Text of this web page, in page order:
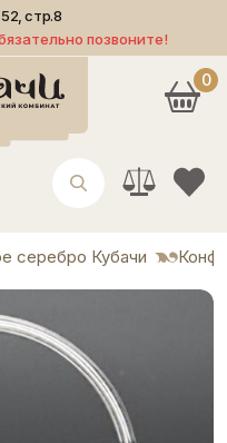
стр.8
позвоните!
0
серебро Кубачи